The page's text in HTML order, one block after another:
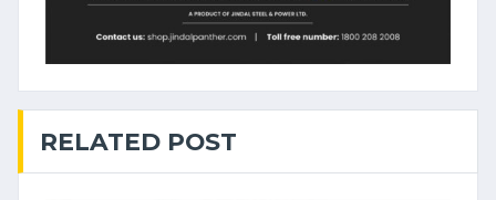
RELATED POST